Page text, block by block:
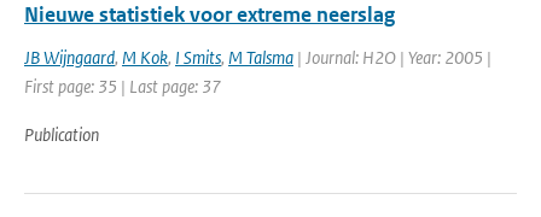
Nieuwe statistiek voor extreme neerslag
JB Wijngaard, M Kok, I Smits, M Talsma | Journal: H2O | Year: 2005 |
First page: 35 | Last page: 37
Publication